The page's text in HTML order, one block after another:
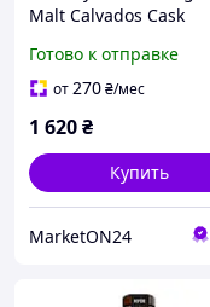
Malt Calvados Cask
Готово к отправке
от270₴/мес
1 620₴
Купить
MarketON24